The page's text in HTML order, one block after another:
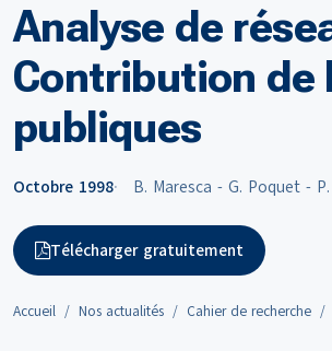
Analyse de
Contribution de
publiques
Octobre 1998 B. Maresca - G. Poquet -
Télécharger gratuitement
Accueil Nos actualités Cahier de recherche